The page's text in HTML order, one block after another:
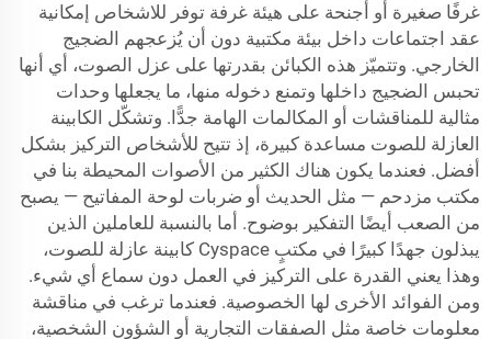
غرفًا صغيرة أو أجنحة على هيئة غرفة توفر للاشخاص إمكانية
عقد اجتماعات داخل بيئة مكتبية دون أن يُزعجهم الضجيج
الخارجي. وتتميّز هذه الكبائن بقدرتها على عزل الصوت، أي أنها
تحبس الضجيج داخلها وتمنع دخوله منها، ما يجعلها وحدات
مثالية للمناقشات أو المكالمات الهامة جدًّا. وتشكّل الكابينة
العازلة للصوت مساعدة كبيرة، إذ تتيح للأشخاص التركيز بشكل
أفضل. فعندما يكون هناك الكثير من الأصوات المحيطة بنا في
مكتب مزدحم — مثل الحديث أو ضربات لوحة المفاتيح — يصبح
من الصعب أيضًا التفكير بوضوح. أما بالنسبة للعاملين الذين
يبذلون جهدًا كبيرًا في مكتبٍ Cyspace كابينة عازلة للصوت،
وهذا يعني القدرة على التركيز في العمل دون سماع أي شيء.
ومن الفوائد الأخرى لها الخصوصية. فعندما ترغب في مناقشة
معلومات خاصة مثل الصفقات التجارية أو الشؤون الشخصية،